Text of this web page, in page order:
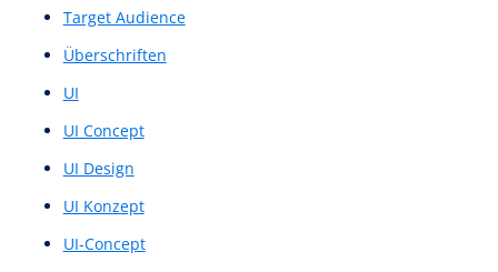
Nutzungserlebnis
One-Pager
Plattformen
POC